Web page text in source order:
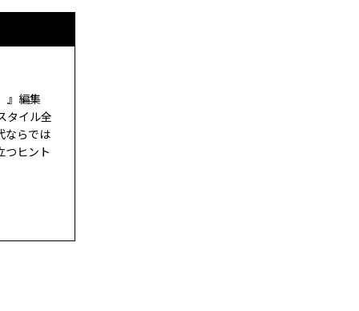
』編集
タイル全
ならでは
つヒント